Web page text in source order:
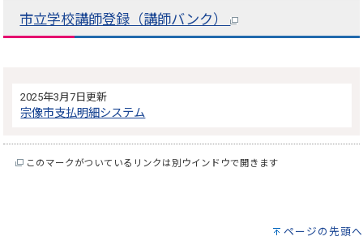
市立学校講師登録（講師バンク）
2025年3月7日更新
宗像市支払明細システム
このマークがついているリンクは別ウインドウで開きます
ページの先頭へ